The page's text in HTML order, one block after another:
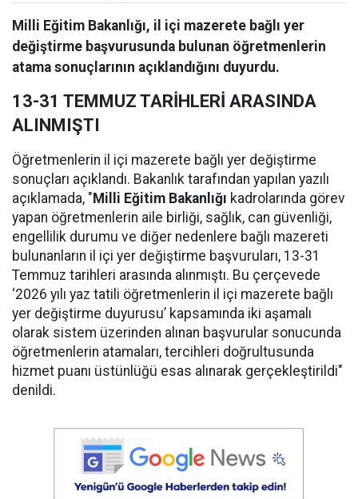
Milli Eğitim Bakanlığı, il içi mazerete bağlı yer
değiştirme başvurusunda bulunan öğretmenlerin
atama sonuçlarının açıklandığını duyurdu.
13-31 TEMMUZ TARİHLERİ ARASINDA
ALINMIŞTI
Öğretmenlerin il içi mazerete bağlı yer değiştirme
sonuçları açıklandı. Bakanlık tarafından yapılan yazılı
açıklamada, "Milli Eğitim Bakanlığı kadrolarında görev
yapan öğretmenlerin aile birliği, sağlık, can güvenliği,
engellilik durumu ve diğer nedenlere bağlı mazereti
bulunanların il içi yer değiştirme başvuruları, 13-31
Temmuz tarihleri arasında alınmıştı. Bu çerçevede
‘2026 yılı yaz tatili öğretmenlerin il içi mazerete bağlı
yer değiştirme duyurusu’ kapsamında iki aşamalı
olarak sistem üzerinden alınan başvurular sonucunda
öğretmenlerin atamaları, tercihleri doğrultusunda
hizmet puanı üstünlüğü esas alınarak gerçekleştirildi"
denildi.